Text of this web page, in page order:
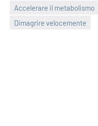
Accelerare il metabolismo
Dimagrire velocemente